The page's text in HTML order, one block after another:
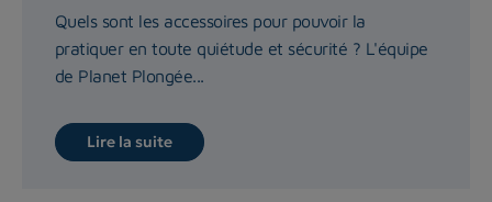
Quels sont les accessoires pour pouvoir la
pratiquer en toute quiétude et sécurité ? L'équipe
de Planet Plongée...
Lire la suite